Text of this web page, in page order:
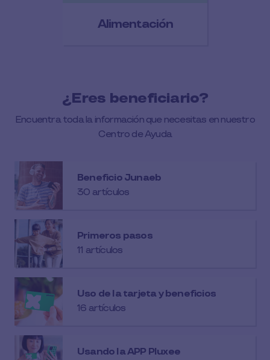
Alimentación
¿Eres beneficiario?
Encuentra toda la información que necesitas en nuestro
Centro de Ayuda
Beneficio Junaeb
30 artículos
Primeros pasos
11 artículos
Uso de la tarjeta y beneficios
16 artículos
Usando la APP Pluxee